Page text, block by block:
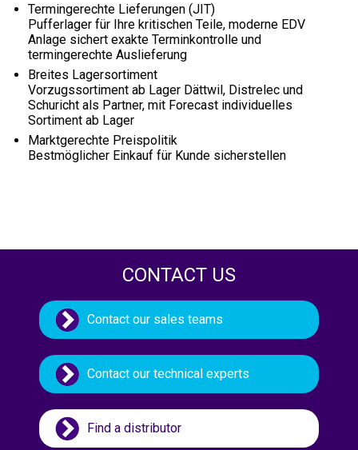
Termingerechte Lieferungen (JIT)
Pufferlager für Ihre kritischen Teile, moderne EDV
Anlage sichert exakte Terminkontrolle und
termingerechte Auslieferung
Breites Lagersortiment
Vorzugssortiment ab Lager Dättwil, Distrelec und
Schuricht als Partner, mit Forecast individuelles
Sortiment ab Lager
Marktgerechte Preispolitik
Bestmöglicher Einkauf für Kunde sicherstellen
CONTACT US
Contact our sales teams
Contact our technical experts
Find a distributor